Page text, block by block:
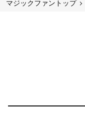
マジックファントップ